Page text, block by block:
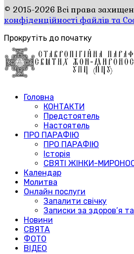
© 2015-2026 Всі права
конфіденційності файлів та
Прокрутіть до початку
Головна
КОНТАКТИ
Предстоятель
Настоятель
ПРО ПАРАФІЮ
ПРО ПАРАФІЮ
Історія
СВЯТІ ЖІНКИ-
Календар
Молитва
Онлайн послуги
Запалити свічку
Записки за здоров’я
Новини
СВЯТА
ФОТО
ВІДЕО